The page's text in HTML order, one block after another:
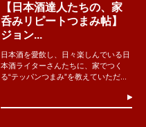
【日本酒達人たちの、家
呑みリピートつまみ帖】
ジョン...
日本酒を愛飲し、日々楽しんでいる日
本酒ライターさんたちに、家でつく
る“テッパンつまみ”を教えていただ...